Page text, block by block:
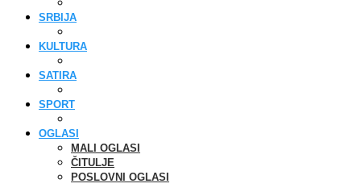
SRBIJA
KULTURA
SATIRA
SPORT
OGLASI
MALI OGLASI
ČITULJE
POSLOVNI OGLASI